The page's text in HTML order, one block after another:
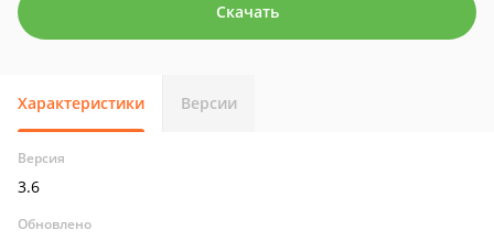
Скачать
Характеристики Версии
Версия
3.6
Обновлено